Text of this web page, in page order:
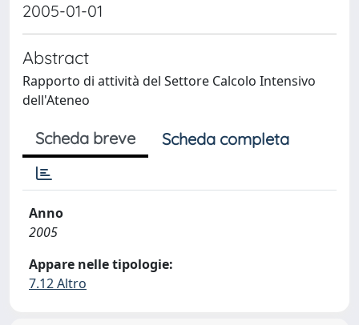
2005-01-01
Abstract
Rapporto di attività del Settore Calcolo Intensivo
dell'Ateneo
Scheda breve Scheda completa
Anno
2005
Appare nelle tipologie:
7.12 Altro